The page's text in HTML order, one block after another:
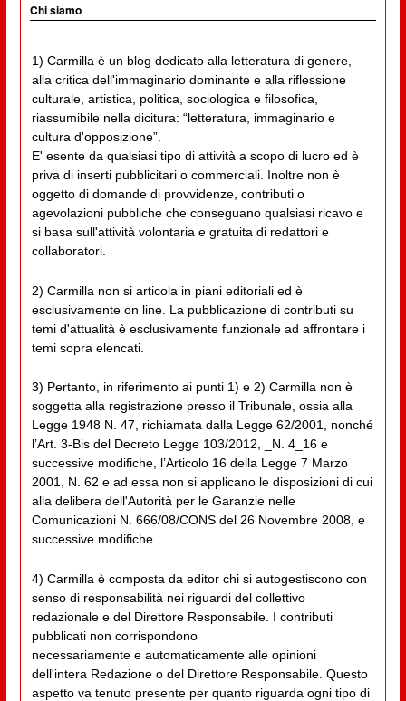
Chi siamo
1) Carmilla è un blog dedicato alla letteratura di genere,
alla critica dell'immaginario dominante e alla riflessione
culturale, artistica, politica, sociologica e filosofica,
riassumibile nella dicitura: “letteratura, immaginario e
cultura d'opposizione”.
E' esente da qualsiasi tipo di attività a scopo di lucro ed è
priva di inserti pubblicitari o commerciali. Inoltre non è
oggetto di domande di provvidenze, contributi o
agevolazioni pubbliche che conseguano qualsiasi ricavo e
si basa sull'attività volontaria e gratuita di redattori e
collaboratori.
2) Carmilla non si articola in piani editoriali ed è
esclusivamente on line. La pubblicazione di contributi su
temi d'attualità è esclusivamente funzionale ad affrontare i
temi sopra elencati.
3) Pertanto, in riferimento ai punti 1) e 2) Carmilla non è
soggetta alla registrazione presso il Tribunale, ossia alla
Legge 1948 N. 47, richiamata dalla Legge 62/2001, nonché
l’Art. 3-Bis del Decreto Legge 103/2012, _N. 4_16 e
successive modifiche, l’Articolo 16 della Legge 7 Marzo
2001, N. 62 e ad essa non si applicano le disposizioni di cui
alla delibera dell'Autorità per le Garanzie nelle
Comunicazioni N. 666/08/CONS del 26 Novembre 2008, e
successive modifiche.
4) Carmilla è composta da editor chi si autogestiscono con
senso di responsabilità nei riguardi del collettivo
redazionale e del Direttore Responsabile. I contributi
pubblicati non corrispondono
necessariamente e automaticamente alle opinioni
dell'intera Redazione o del Direttore Responsabile. Questo
aspetto va tenuto presente per quanto riguarda ogni tipo di